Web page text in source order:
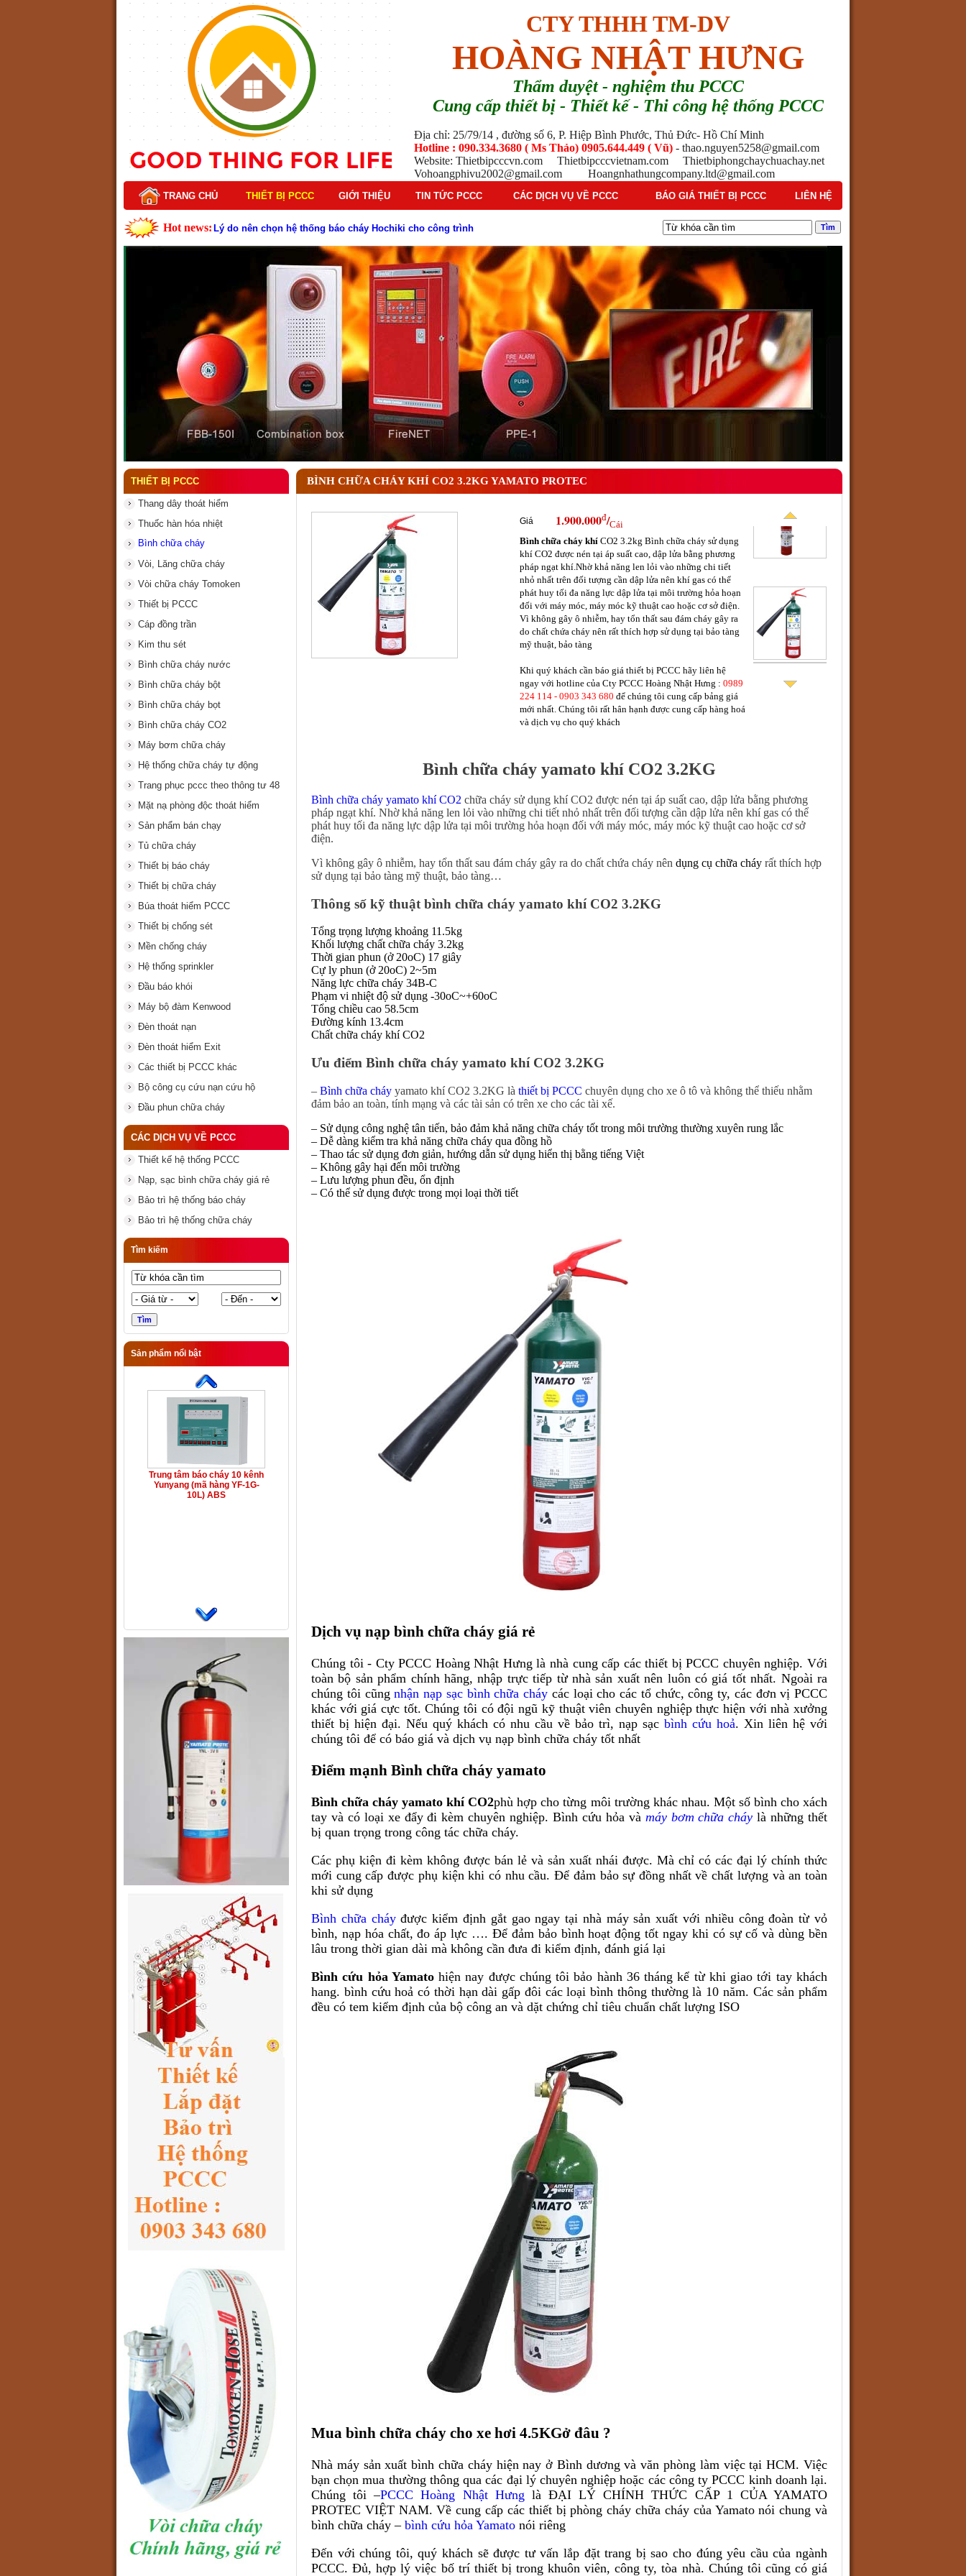
CTY THHH TM-DV
HOÀNG NHẬT HƯNG
Thẩm duyệt - nghiệm thu PCCC
Cung cấp thiết bị - Thiết kế - Thi công hệ thống PCCC
Địa chỉ: 25/79/14 , đường số 6, P. Hiệp Bình Phước, Thủ Đức- Hồ Chí Minh
Hotline : 090.334.3680 ( Ms Thảo) 0905.644.449 ( Vũ) - thao.nguyen5258@gmail.com
Website: Thietbipcccvn.com Thietbipcccvietnam.com Thietbiphongchaychuachay.net
Vohoangphivu2002@gmail.com Hoangnhathungcompany.ltd@gmail.com
TRANG CHỦ THIẾT BỊ PCCC GIỚI THIỆU TIN TỨC PCCC CÁC DỊCH VỤ VỀ PCCC BÁO GIÁ THIẾT BỊ PCCC LIÊN HỆ
Hot news: Lý do nên chọn hệ thống báo cháy Hochiki cho công trình
Cấu tạo và nguyên lý hoạt động của báo cháy Horing
Tìm hiểu chi tiết về hệ thống báo cháy Horing hiện nay
Các loại thang dây thoát hiểm phổ biến trên thị trường
Thang dây thoát hiểm có tác dụng gì trong tình huống khẩn cấp hiệu quả
Cấu tạo đầu phun chữa cháy trong hệ thống sprinkler tự động
Kim thu sét là gì? Cấu tạo, nguyên lý hoạt động và ứng dụng thực tế
Đầu phun chữa cháy là gì và nguyên lý hoạt động chi tiết
Đầu phun chữa cháy là gì ? Tìm hiểu chi tiết từ A-Z
THIẾT BỊ PCCC
Thang dây thoát hiểm
Thuốc hàn hóa nhiệt
Bình chữa cháy
Vòi, Lăng chữa cháy
Vòi chữa cháy Tomoken
Thiết bị PCCC
Cáp đồng trần
Kim thu sét
Bình chữa cháy nước
Bình chữa cháy bột
Bình chữa cháy bọt
Bình chữa cháy CO2
Máy bơm chữa cháy
Hệ thống chữa cháy tự động
Trang phục pccc theo thông tư 48
Mặt nạ phòng độc thoát hiểm
Sản phẩm bán chạy
Tủ chữa cháy
Thiết bị báo cháy
Thiết bị chữa cháy
Búa thoát hiểm PCCC
Thiết bị chống sét
Mền chống cháy
Hệ thống sprinkler
Đầu báo khói
Máy bộ đàm Kenwood
Đèn thoát nạn
Đèn thoát hiểm Exit
Các thiết bị PCCC khác
Bộ công cụ cứu nạn cứu hộ
Đầu phun chữa cháy
CÁC DỊCH VỤ VỀ PCCC
Thiết kế hệ thống PCCC
Nạp, sạc bình chữa cháy giá rẻ
Bảo trì hệ thống báo cháy
Bảo trì hệ thống chữa cháy
Tìm kiếm
Sản phẩm nổi bật
Trung tâm báo cháy 10 kênh
Yunyang (mã hàng YF-1G-
10L) ABS
BÌNH CHỮA CHÁY KHÍ CO2 3.2KG YAMATO PROTEC
Giá 1.900.000đ/Cái
Bình chữa cháy khí CO2 3.2kg Bình chữa cháy sử dụng
khí CO2 được nén tại áp suất cao, dập lửa bằng phương
pháp ngạt khí.Nhờ khả năng len lỏi vào những chi tiết
nhỏ nhất trên đối tượng cần dập lửa nên khí gas có thể
phát huy tối đa năng lực dập lửa tại môi trường hỏa hoạn
đối với máy móc, máy móc kỹ thuật cao hoặc cơ sở điện.
Vì không gây ô nhiễm, hay tổn thất sau đám cháy gây ra
do chất chứa cháy nên rất thích hợp sử dụng tại bảo tàng
mỹ thuật, bảo tàng
Khi quý khách cần báo giá thiết bị PCCC hãy liên hệ
ngay với hotline của Cty PCCC Hoàng Nhật Hưng : 0989
224 114 - 0903 343 680 để chúng tôi cung cấp bảng giá
mới nhất. Chúng tôi rất hân hạnh được cung cấp hàng hoá
và dịch vụ cho quý khách
Bình chữa cháy yamato khí CO2 3.2KG
Bình chữa cháy yamato khí CO2 chữa cháy sử dụng khí CO2 được nén tại áp suất cao, dập lửa bằng phương
pháp ngạt khí. Nhờ khả năng len lỏi vào những chi tiết nhỏ nhất trên đối tượng cần dập lửa nên khí gas có thể
phát huy tối đa năng lực dập lửa tại môi trường hỏa hoạn đối với máy móc, máy móc kỹ thuật cao hoặc cơ sở
điện.
Vì không gây ô nhiễm, hay tổn thất sau đám cháy gây ra do chất chứa cháy nên dụng cụ chữa cháy rất thích hợp
sử dụng tại bảo tàng mỹ thuật, bảo tàng…
Thông số kỹ thuật bình chữa cháy yamato khí CO2 3.2KG
Tổng trọng lượng khoảng 11.5kg
Khối lượng chất chữa cháy 3.2kg
Thời gian phun (ở 20oC) 17 giây
Cự ly phun (ở 20oC) 2~5m
Năng lực chữa cháy 34B-C
Phạm vi nhiệt độ sử dụng -30oC~+60oC
Tổng chiều cao 58.5cm
Đường kính 13.4cm
Chất chữa cháy khí CO2
Ưu điểm Bình chữa cháy yamato khí CO2 3.2KG
– Bình chữa cháy yamato khí CO2 3.2KG là thiết bị PCCC chuyên dụng cho xe ô tô và không thể thiếu nhằm
đảm bảo an toàn, tính mạng và các tài sản có trên xe cho các tài xế.
– Sử dụng công nghệ tân tiến, bảo đảm khả năng chữa cháy tốt trong môi trường thường xuyên rung lắc
– Dễ dàng kiểm tra khả năng chữa cháy qua đồng hồ
– Thao tác sử dụng đơn giản, hướng dẫn sử dụng hiển thị bằng tiếng Việt
– Không gây hại đến môi trường
– Lưu lượng phun đều, ổn định
– Có thể sử dụng được trong mọi loại thời tiết
Dịch vụ nạp bình chữa cháy giá rẻ
Chúng tôi - Cty PCCC Hoàng Nhật Hưng là nhà cung cấp các thiết bị PCCC chuyên nghiệp. Với
toàn bộ sản phẩm chính hãng, nhập trực tiếp từ nhà sản xuất nên luôn có giá tốt nhất. Ngoài ra
chúng tôi cũngnhận nạp sạc bình chữa cháy các loại cho các tổ chức, công ty, các đơn vị PCCC
khác với giá cực tốt. Chúng tôi có đội ngũ kỹ thuật viên chuyên nghiệp thực hiện với nhà xưởng
thiết bị hiện đại. Nếu quý khách có nhu cầu về bảo trì, nạp sạc bình cứu hoả. Xin liên hệ với
chúng tôi để có báo giá và dịch vụ nạp bình chữa cháy tốt nhất
Điểm mạnh Bình chữa cháy yamato
Bình chữa cháy yamato khí CO2phù hợp cho từng môi trường khác nhau. Một số bình cho xách
tay và có loại xe đẩy đi kèm chuyên nghiệp. Bình cứu hỏa và máy bơm chữa cháy là những thết
bị quan trọng trong công tác chữa cháy.
Các phụ kiện đi kèm không được bán lẻ và sản xuất nhái được. Mà chỉ có các đại lý chính thức
mới cung cấp được phụ kiện khi có nhu cầu. Để đảm bảo sự đồng nhất về chất lượng và an toàn
khi sử dụng
Bình chữa cháyđược kiểm định gắt gao ngay tại nhà máy sản xuất với nhiều công đoàn từ vỏ
bình, nạp hóa chất, đo áp lực …. Để đảm bảo bình hoạt động tốt ngay khi có sự cố và dùng bền
lâu trong thời gian dài mà không cần đưa đi kiểm định, đánh giá lại
Bình cứu hỏa Yamatohiện nay được chúng tôi bảo hành 36 tháng kể từ khi giao tới tay khách
hang. bình cứu hoả có thời hạn dài gấp đôi các loại bình thông thường là 10 năm. Các sản phẩm
đều có tem kiểm định của bộ công an và dặt chứng chỉ tiêu chuẩn chất lượng ISO
Mua bình chữa cháy cho xe hơi 4.5KGở đâu ?
Nhà máy sản xuất bình chữa cháy hiện nay ở Bình dương và văn phòng làm việc tại HCM. Việc
bạn chọn mua thường thông qua các đại lý chuyên nghiệp hoặc các công ty PCCC kinh doanh lại.
Chúng tôi –PCCC Hoàng Nhật Hưng là ĐẠI LÝ CHÍNH THỨC CẤP 1 CỦA YAMATO
PROTEC VIỆT NAM. Về cung cấp các thiết bị phòng cháy chữa cháy của Yamato nói chung và
bình chữa cháy – bình cứu hỏa Yamato nói riêng
Đến với chúng tôi, quý khách sẽ được tư vấn lắp đặt trang bị sao cho đúng yêu cầu của ngành
PCCC. Đủ, hợp lý việc bố trí thiết bị trong khuôn viên, công ty, tòa nhà. Chúng tôi cũng có giá